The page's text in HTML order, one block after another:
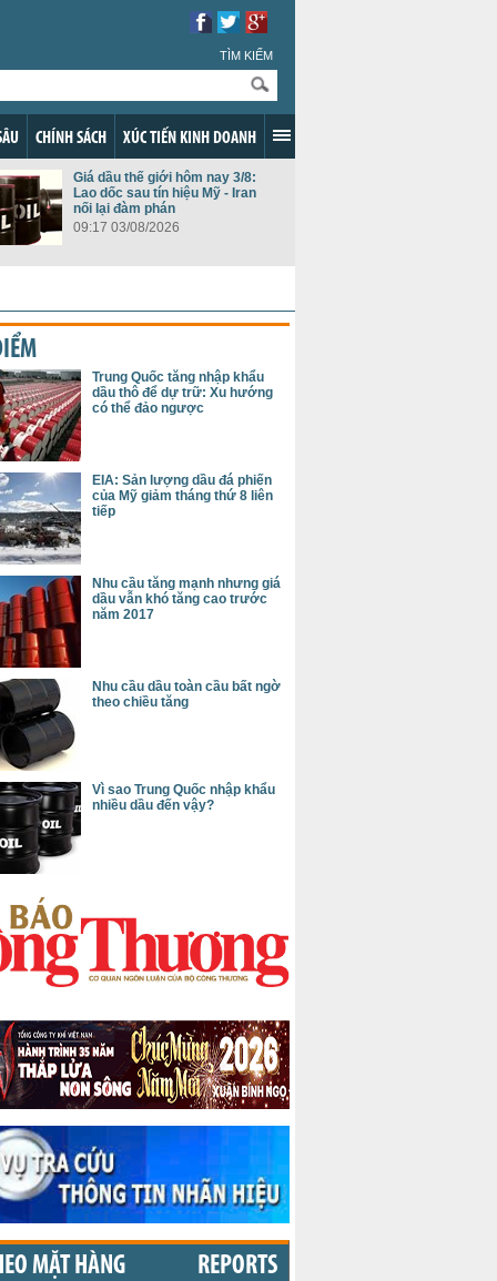
TÌM KIẾM
CHÍNH SÁCH XÚC TIẾN KINH DOANH
Giá dầu thế giới hôm nay 3/8:
Lao dốc sau tín hiệu Mỹ - Iran
nối lại đàm phán
09:17 03/08/2026
Trung Quốc tăng nhập khẩu
dầu thô để dự trữ: Xu hướng
có thể đảo ngược
EIA: Sản lượng dầu đá phiến
của Mỹ giảm tháng thứ 8 liên
tiếp
Nhu cầu tăng mạnh nhưng giá
dầu vẫn khó tăng cao trước
năm 2017
Nhu cầu dầu toàn cầu bất ngờ
theo chiều tăng
Vì sao Trung Quốc nhập khẩu
nhiều dầu đến vậy?
MẶT HÀNG REPORTS